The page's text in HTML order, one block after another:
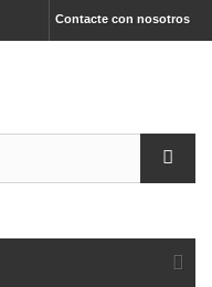
Contacte con nosotros